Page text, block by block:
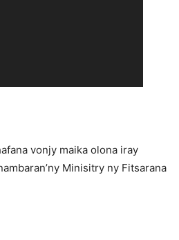
vonjy maika olona iray
Minisitry ny Fitsarana